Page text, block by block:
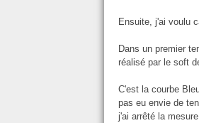
Ensuite, j'ai voulu
Dans un premier
réalisé par le soft
C'est la courbe
pas eu envie de
j'ai arrêté la